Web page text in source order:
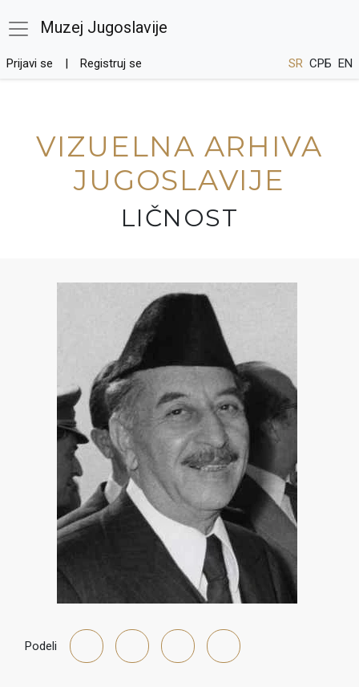
Muzej Jugoslavije
Prijavi se Registruj se SR СРБ EN
VIZUELNA ARHIVA
JUGOSLAVIJE
LIČNOST
Podeli